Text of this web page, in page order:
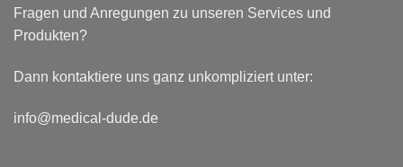
Fragen und Anregungen zu unseren Services und
Produkten?
Dann kontaktiere uns ganz unkompliziert unter:
info@medical-dude.de